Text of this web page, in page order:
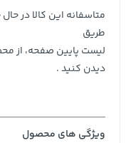
متاسفانه این کالا در
طریق
لیست پایین صفحه، از
دیدن کنید .
ویژگی های محصول